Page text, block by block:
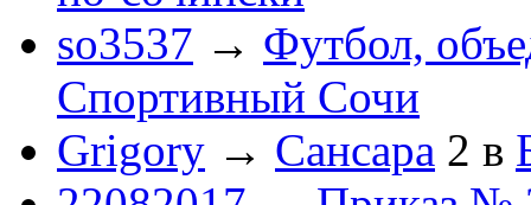
so3537 → Футбол,
Спортивный Сочи
Grigory → Сансара 2 в